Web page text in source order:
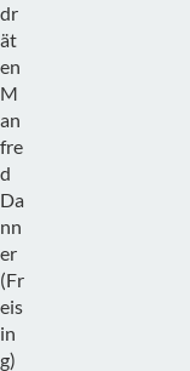
dr
ät
en
M
an
fre
d
Da
nn
er
(Fr
eis
in
g)